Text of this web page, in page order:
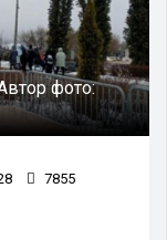
фото:
7855